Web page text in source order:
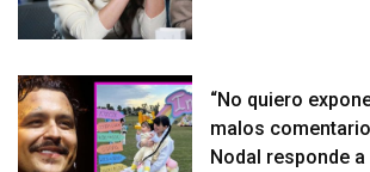
“No quiero
malos
Nodal responde